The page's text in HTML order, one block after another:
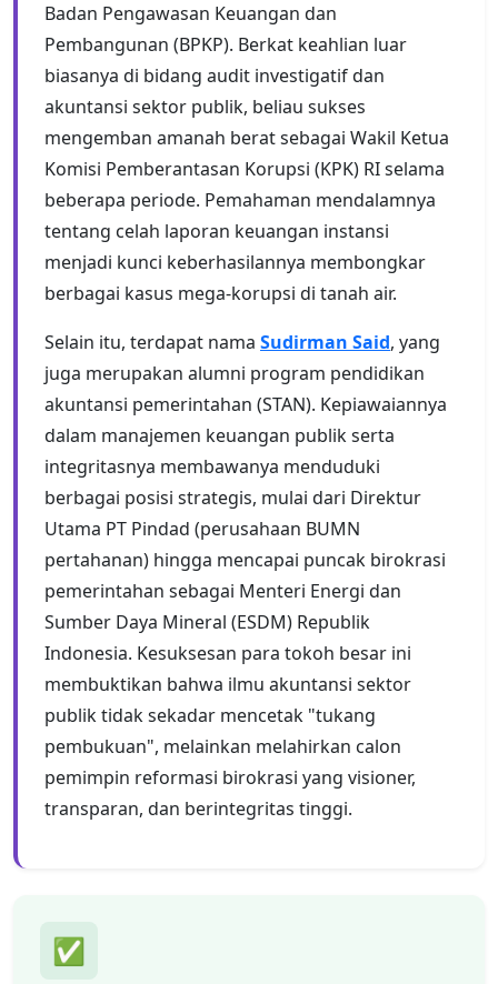
Badan Pengawasan Keuangan dan
Pembangunan (BPKP). Berkat keahlian luar
biasanya di bidang audit investigatif dan
akuntansi sektor publik, beliau sukses
mengemban amanah berat sebagai Wakil Ketua
Komisi Pemberantasan Korupsi (KPK) RI selama
beberapa periode. Pemahaman mendalamnya
tentang celah laporan keuangan instansi
menjadi kunci keberhasilannya membongkar
berbagai kasus mega-korupsi di tanah air.
Selain itu, terdapat nama Sudirman Said, yang
juga merupakan alumni program pendidikan
akuntansi pemerintahan (STAN). Kepiawaiannya
dalam manajemen keuangan publik serta
integritasnya membawanya menduduki
berbagai posisi strategis, mulai dari Direktur
Utama PT Pindad (perusahaan BUMN
pertahanan) hingga mencapai puncak birokrasi
pemerintahan sebagai Menteri Energi dan
Sumber Daya Mineral (ESDM) Republik
Indonesia. Kesuksesan para tokoh besar ini
membuktikan bahwa ilmu akuntansi sektor
publik tidak sekadar mencetak "tukang
pembukuan", melainkan melahirkan calon
pemimpin reformasi birokrasi yang visioner,
transparan, dan berintegritas tinggi.
✅